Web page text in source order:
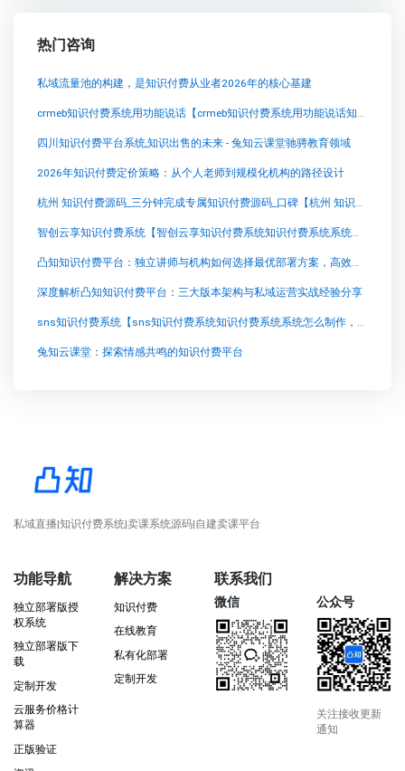
热门咨询
私域流量池的构建，是知识付费从业者2026年的核心基建
crmeb知识付费系统用功能说话【crmeb知识付费系统用功能说话知识付费系统系统怎么制作，知识付费系统搭建使用教程】
四川知识付费平台系统,知识出售的未来 - 兔知云课堂驰骋教育领域
2026年知识付费定价策略：从个人老师到规模化机构的路径设计
杭州 知识付费源码_三分钟完成专属知识付费源码_口碑【杭州 知识付费源码_三分钟完成专属知识付费源码_口碑知识付费系统系统怎么制作，知识付费系统搭建使用教程】
智创云享知识付费系统【智创云享知识付费系统知识付费系统系统怎么制作，知识付费系统搭建使用教程】
凸知知识付费平台：独立讲师与机构如何选择最优部署方案，高效实现在线教育知识变现
深度解析凸知知识付费平台：三大版本架构与私域运营实战经验分享
sns知识付费系统【sns知识付费系统知识付费系统系统怎么制作，知识付费系统搭建使用教程】
兔知云课堂：探索情感共鸣的知识付费平台
私域直播|知识付费系统|卖课系统源码|自建卖课平台
功能导航
独立部署版授
权系统
独立部署版下
载
定制开发
云服务价格计
算器
正版验证
解决方案
知识付费
在线教育
私有化部署
定制开发
联系我们
微信 公众号
关注接收更新
通知